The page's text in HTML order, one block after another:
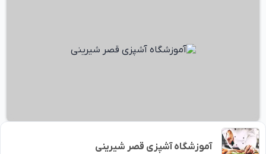
آموزشگاه آشپزی قصر شیرینی